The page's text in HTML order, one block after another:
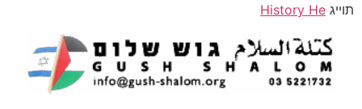
תוייג History He